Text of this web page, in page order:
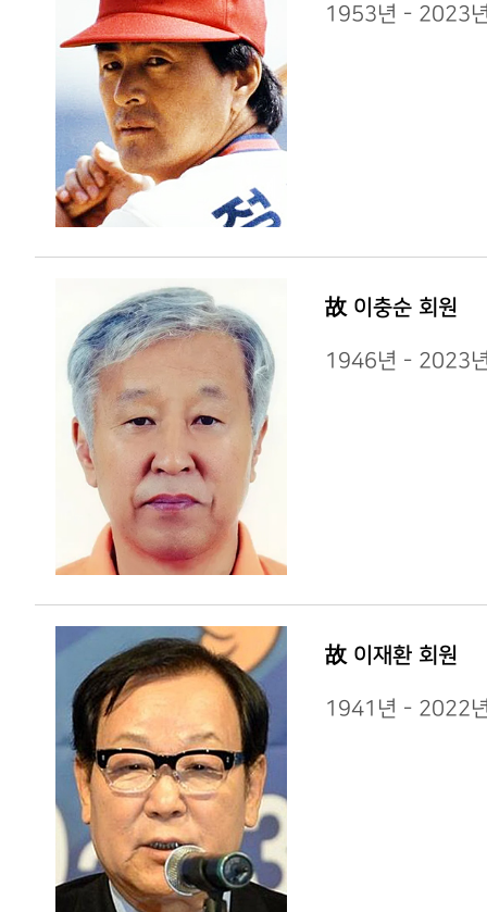
1953년 - 2023
故 이충순 회원
1946년 - 2023
故 이재환 회원
1941년 - 2022